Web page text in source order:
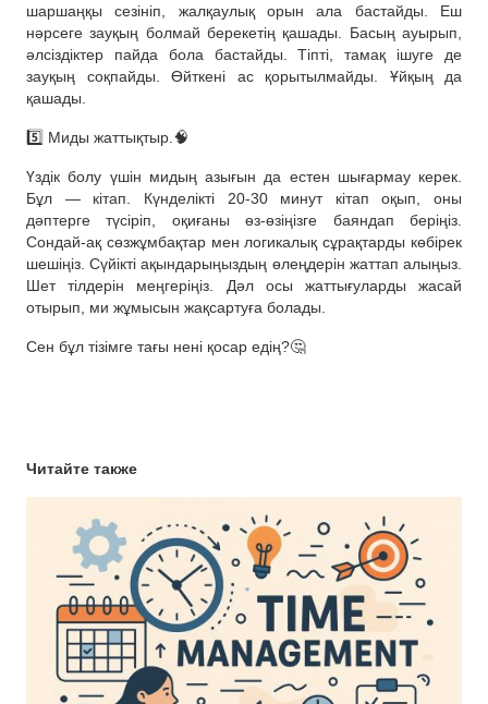
шаршаңқы сезініп, жалқаулық орын ала бастайды. Еш
нәрсеге зауқың болмай берекетің қашады. Басың ауырып,
әлсіздіктер пайда бола бастайды. Тіпті, тамақ ішуге де
зауқың соқпайды. Өйткені ас қорытылмайды. Ұйқың да
қашады.
5️⃣ Миды жаттықтыр.🧠
Үздік болу үшін мидың азығын да естен шығармау керек.
Бұл — кітап. Күнделікті 20-30 минут кітап оқып, оны
дәптерге түсіріп, оқиғаны өз-өзіңізге баяндап беріңіз.
Сондай-ақ сөзжұмбақтар мен логикалық сұрақтарды көбірек
шешіңіз. Сүйікті ақындарыңыздың өлеңдерін жаттап алыңыз.
Шет тілдерін меңгеріңіз. Дәл осы жаттығуларды жасай
отырып, ми жұмысын жақсартуға болады.
Сен бұл тізімге тағы нені қосар едің?🤔
Читайте также